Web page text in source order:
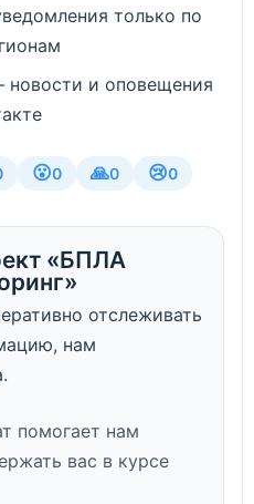
только по
и оповещения
😮0 🙏0 😢0
«БПЛА
отслеживать
нам
помогает нам
вас в курсе